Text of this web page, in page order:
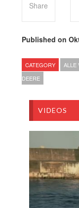
Share
Published on
CATEGORY ALLE
DEERE
VIDEOS